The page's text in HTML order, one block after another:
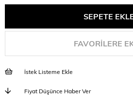
FAVORILERE
İstek Listeme Ekle
Fiyat Düşünce Haber Ver